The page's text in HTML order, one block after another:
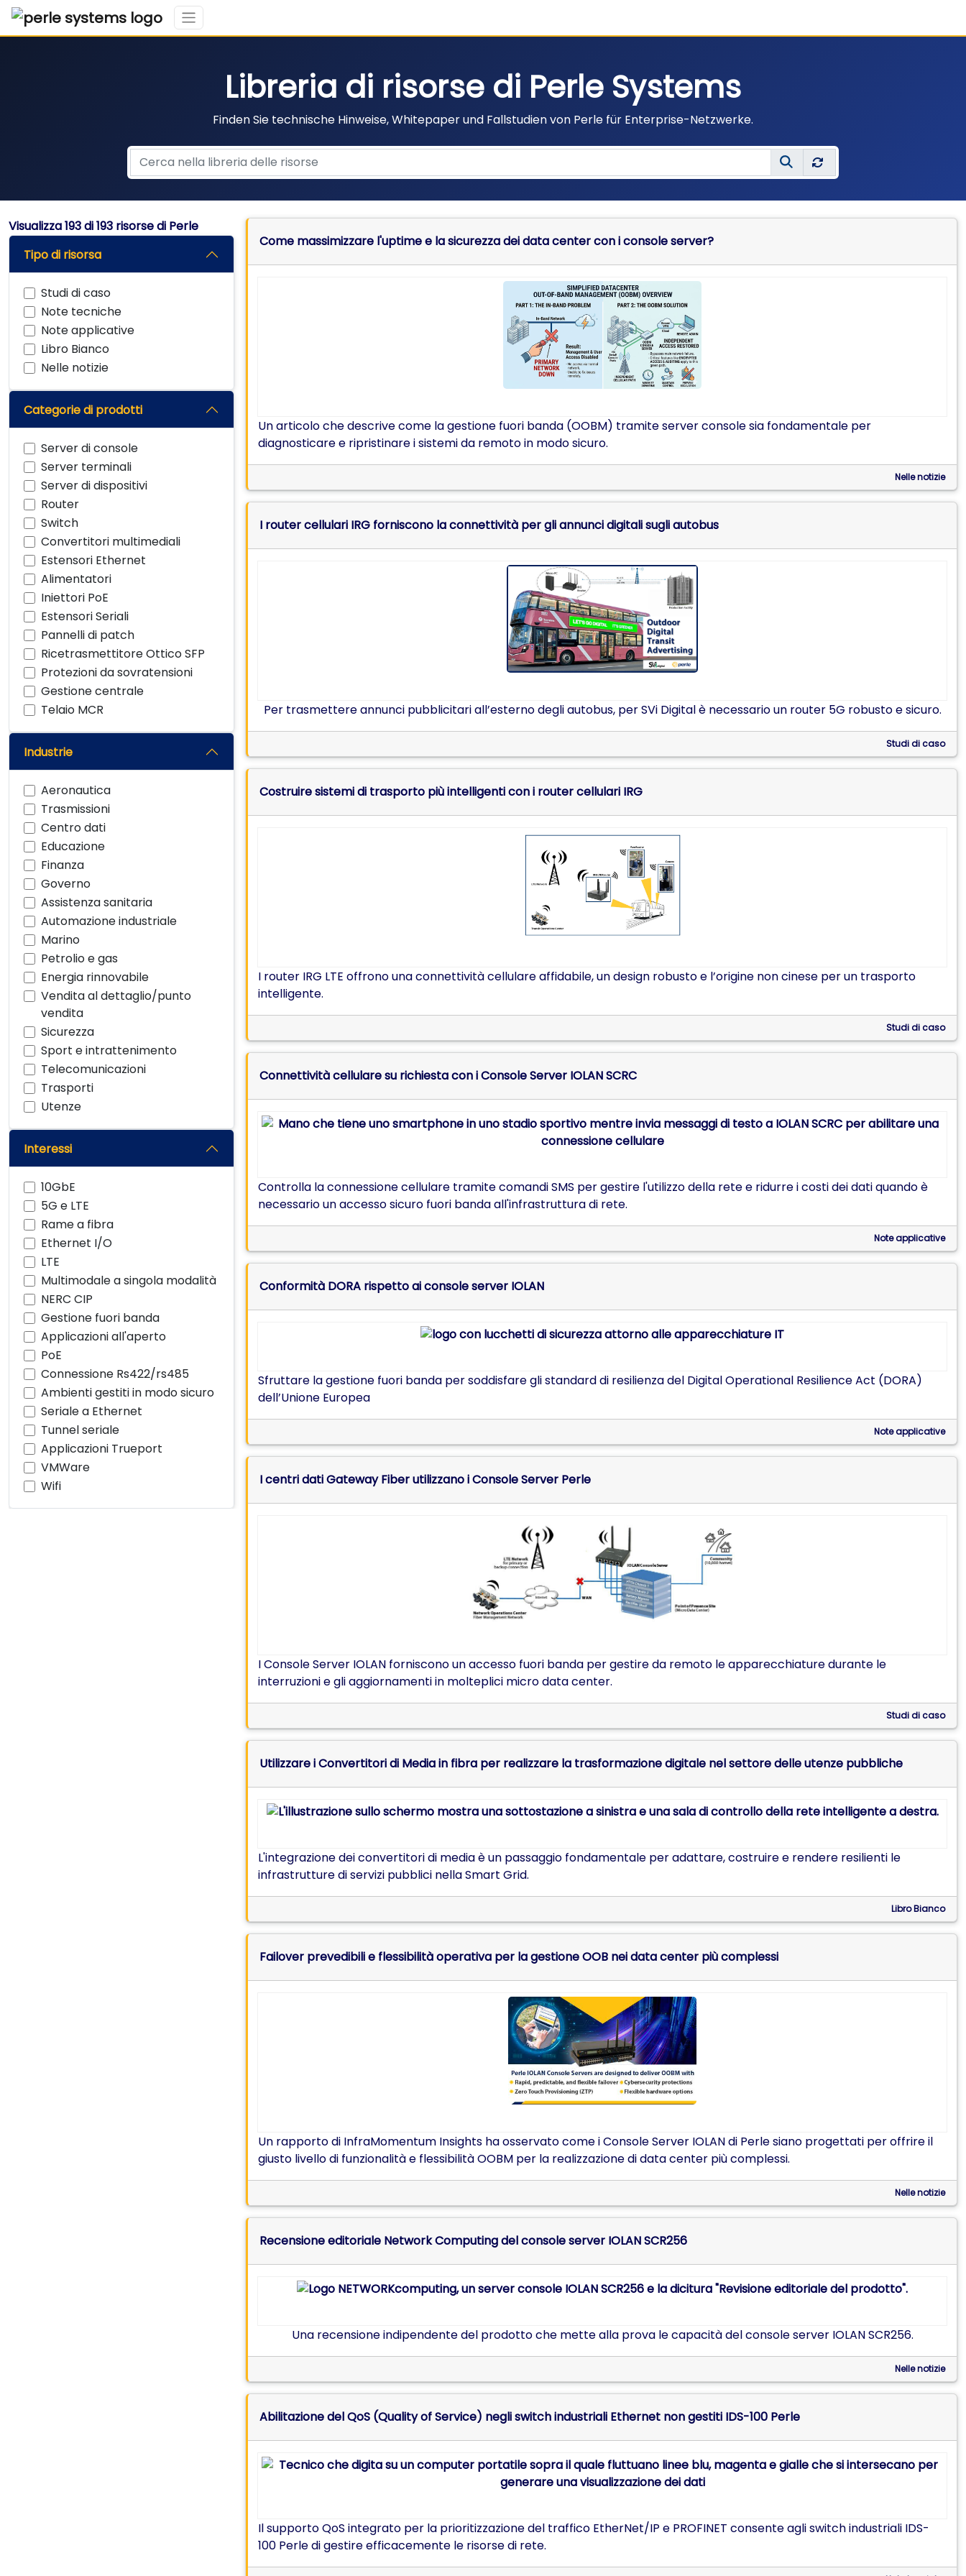
Libreria di risorse di Perle Systems
Finden Sie technische Hinweise, Whitepaper und Fallstudien von Perle für Enterprise-Netzwerke.
Visualizza193di 193 risorse di Perle
Tipo di risorsa
Studi di caso
Note tecniche
Note applicative
Libro Bianco
Nelle notizie
Categorie di prodotti
Server di console
Server terminali
Server di dispositivi
Router
Switch
Convertitori multimediali
Estensori Ethernet
Alimentatori
Iniettori PoE
Estensori Seriali
Pannelli di patch
Ricetrasmettitore Ottico SFP
Protezioni da sovratensioni
Gestione centrale
Telaio MCR
Industrie
Aeronautica
Trasmissioni
Centro dati
Educazione
Finanza
Governo
Assistenza sanitaria
Automazione industriale
Marino
Petrolio e gas
Energia rinnovabile
Vendita al dettaglio/punto
vendita
Sicurezza
Sport e intrattenimento
Telecomunicazioni
Trasporti
Utenze
Interessi
10GbE
5G e LTE
Rame a fibra
Ethernet I/O
LTE
Multimodale a singola modalità
NERC CIP
Gestione fuori banda
Applicazioni all'aperto
PoE
Connessione Rs422/rs485
Ambienti gestiti in modo sicuro
Seriale a Ethernet
Tunnel seriale
Applicazioni Trueport
VMWare
Wifi
Come massimizzare l'uptime e la sicurezza dei data center con i console server?
Un articolo che descrive come la gestione fuori banda (OOBM) tramite server console sia fondamentale per
diagnosticare e ripristinare i sistemi da remoto in modo sicuro.
Nelle notizie
I router cellulari IRG forniscono la connettività per gli annunci digitali sugli autobus
Per trasmettere annunci pubblicitari all’esterno degli autobus, per SVi Digital è necessario un router 5G robusto e sicuro.
Studi di caso
Costruire sistemi di trasporto più intelligenti con i router cellulari IRG
I router IRG LTE offrono una connettività cellulare affidabile, un design robusto e l’origine non cinese per un trasporto
intelligente.
Studi di caso
Connettività cellulare su richiesta con i Console Server IOLAN SCRC
Controlla la connessione cellulare tramite comandi SMS per gestire l'utilizzo della rete e ridurre i costi dei dati quando è
necessario un accesso sicuro fuori banda all'infrastruttura di rete.
Note applicative
Conformità DORA rispetto ai console server IOLAN
Sfruttare la gestione fuori banda per soddisfare gli standard di resilienza del Digital Operational Resilience Act (DORA)
dell’Unione Europea
Note applicative
I centri dati Gateway Fiber utilizzano i Console Server Perle
I Console Server IOLAN forniscono un accesso fuori banda per gestire da remoto le apparecchiature durante le
interruzioni e gli aggiornamenti in molteplici micro data center.
Studi di caso
Utilizzare i Convertitori di Media in fibra per realizzare la trasformazione digitale nel settore delle utenze pubbliche
L'integrazione dei convertitori di media è un passaggio fondamentale per adattare, costruire e rendere resilienti le
infrastrutture di servizi pubblici nella Smart Grid.
Libro Bianco
Failover prevedibili e flessibilità operativa per la gestione OOB nei data center più complessi
Un rapporto di InfraMomentum Insights ha osservato come i Console Server IOLAN di Perle siano progettati per offrire il
giusto livello di funzionalità e flessibilità OOBM per la realizzazione di data center più complessi.
Nelle notizie
Recensione editoriale Network Computing del console server IOLAN SCR256
Una recensione indipendente del prodotto che mette alla prova le capacità del console server IOLAN SCR256.
Nelle notizie
Abilitazione del QoS (Quality of Service) negli switch industriali Ethernet non gestiti IDS-100 Perle
Il supporto QoS integrato per la prioritizzazione del traffico EtherNet/IP e PROFINET consente agli switch industriali IDS-
100 Perle di gestire efficacemente le risorse di rete.